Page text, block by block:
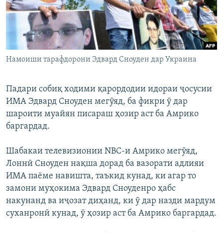
ГУЗОРИШҲОИ РАДИОӢ
Русский
ПАЙГИРӢ КУНЕД
Ҳамаи сомонаҳои RFE/RL
Намоиши тарафдорони Эдвард Сноуден дар Украина
Падари собиқ ходими қарордодии идораи ҷосусии
ИМА Эдвард Сноуден мегӯяд, ба фикри ӯ дар
шароити муайян писараш ҳозир аст ба Амрико
баргардад.
Шабакаи телевизионии NBC-и Амрико мегӯяд,
Лоннӣ Сноуден нақша дорад ба вазорати адлияи
ИМА паёме навишта, таъкид кунад, ки агар то
замони муҳокима Эдвард Сноуденро ҳабс
накунанд ва иҷозат диҳанд, ки ӯ дар назди мардум
суханронӣ кунад, ӯ ҳозир аст ба Амрико баргардад.